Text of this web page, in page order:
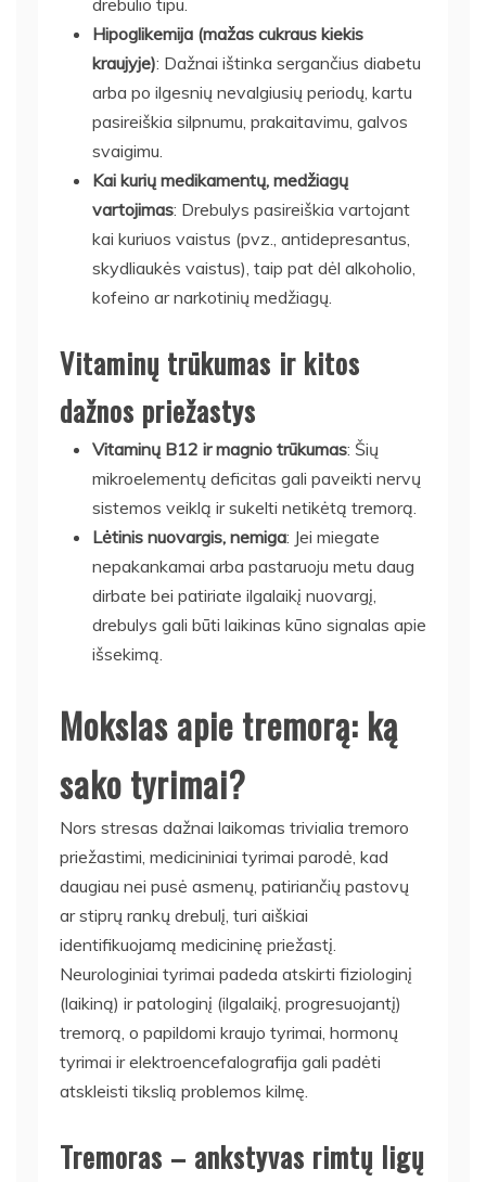
drebulio tipu.
Hipoglikemija (mažas cukraus kiekis
kraujyje): Dažnai ištinka sergančius diabetu
arba po ilgesnių nevalgiusių periodų, kartu
pasireiškia silpnumu, prakaitavimu, galvos
svaigimu.
Kai kurių medikamentų, medžiagų
vartojimas: Drebulys pasireiškia vartojant
kai kuriuos vaistus (pvz., antidepresantus,
skydliaukės vaistus), taip pat dėl alkoholio,
kofeino ar narkotinių medžiagų.
Vitaminų trūkumas ir kitos
dažnos priežastys
Vitaminų B12 ir magnio trūkumas: Šių
mikroelementų deficitas gali paveikti nervų
sistemos veiklą ir sukelti netikėtą tremorą.
Lėtinis nuovargis, nemiga: Jei miegate
nepakankamai arba pastaruoju metu daug
dirbate bei patiriate ilgalaikį nuovargį,
drebulys gali būti laikinas kūno signalas apie
išsekimą.
Mokslas apie tremorą: ką
sako tyrimai?
Nors stresas dažnai laikomas trivialia tremoro
priežastimi, medicininiai tyrimai parodė, kad
daugiau nei pusė asmenų, patiriančių pastovų
ar stiprų rankų drebulį, turi aiškiai
identifikuojamą medicininę priežastį.
Neurologiniai tyrimai padeda atskirti fiziologinį
(laikiną) ir patologinį (ilgalaikį, progresuojantį)
tremorą, o papildomi kraujo tyrimai, hormonų
tyrimai ir elektroencefalografija gali padėti
atskleisti tikslią problemos kilmę.
Tremoras – ankstyvas rimtų ligų